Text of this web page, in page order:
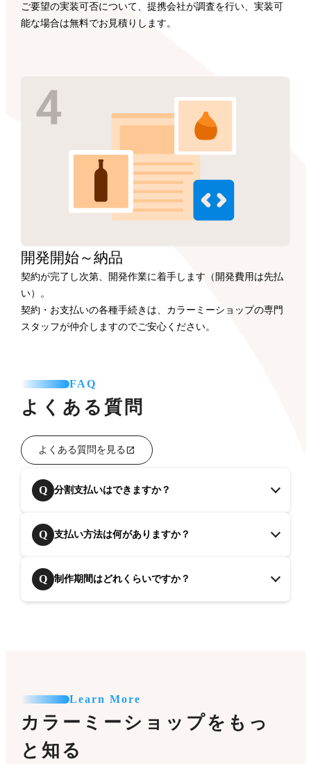
ご要望の実装可否について、提携会社が調査を行い、実装可
能な場合は無料でお見積りします。
開発開始～納品
契約が完了し次第、開発作業に着手します（開発費用は先払
い）。
契約・お支払いの各種手続きは、カラーミーショップの専門
スタッフが仲介しますのでご安心ください。
FAQ
よくある質問
よくある質問を見る
Q 分割支払いはできますか？
Q 支払い方法は何がありますか？
Q 制作期間はどれくらいですか？
Learn More
カラーミーショップをもっ
と知る